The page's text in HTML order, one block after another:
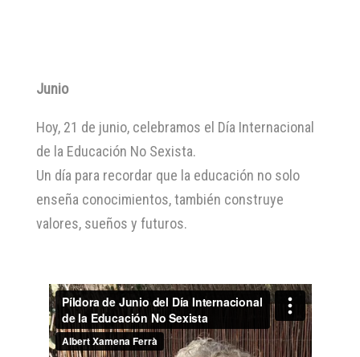
Junio
Hoy, 21 de junio, celebramos el Día Internacional
de la Educación No Sexista.
Un día para recordar que la educación no solo
enseña conocimientos, también construye
valores, sueños y futuros.